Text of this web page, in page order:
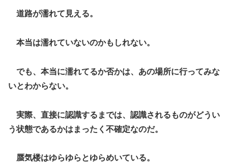
道路が濡れて見える。
本当は濡れていないのかもしれない。
でも、本当に濡れてるか否かは、あの場所に行ってみな
いとわからない。
実際、直接に認識するまでは、認識されるものがどうい
う状態であるかはまったく不確定なのだ。
蜃気楼はゆらゆらとゆらめいている。